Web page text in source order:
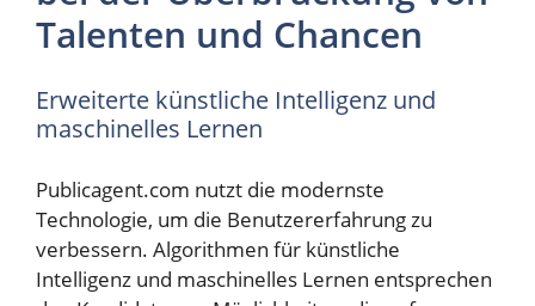
Talenten und Chancen
Erweiterte künstliche Intelligenz und
maschinelles Lernen
Publicagent.com nutzt die modernste
Technologie, um die Benutzererfahrung zu
verbessern. Algorithmen für künstliche
Intelligenz und maschinelles Lernen entsprechen